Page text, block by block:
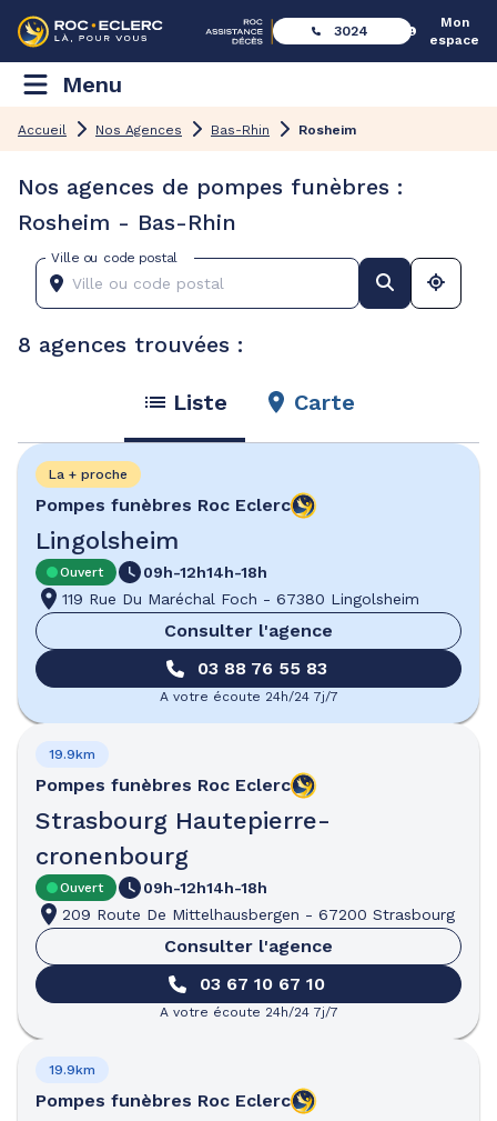
3024
Mon
espace
Menu
Accueil Nos Agences Bas-Rhin Rosheim
Nos agences de pompes funèbres :
Rosheim - Bas-Rhin
Ville ou code postal
8 agences trouvées :
Liste Carte
Pompes funèbres Roc Eclerc
Lingolsheim
La + proche
Ouvert 09h-12h14h-18h
119 Rue Du Maréchal Foch - 67380 Lingolsheim
Consulter l'agence
03 88 76 55 83
A votre écoute 24h/24 7j/7
Pompes funèbres Roc Eclerc
Strasbourg Hautepierre-
cronenbourg
19.9km
Ouvert 09h-12h14h-18h
209 Route De Mittelhausbergen - 67200 Strasbourg
Consulter l'agence
03 67 10 67 10
A votre écoute 24h/24 7j/7
Pompes funèbres Roc Eclerc
19.9km